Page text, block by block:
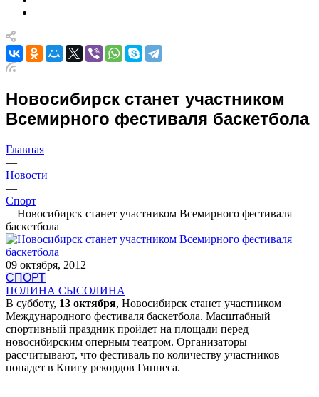
Новосибирск станет участником
Всемирного фестиваля баскетбола
Главная
—
Новости
—
Спорт
—Новосибирск станет участником Всемирного фестиваля
баскетбола
09 октября, 2012
СПОРТ
ПОЛИНА СЫСОЛИНА
В субботу, 13 октября, Новосибирск станет участником
Международного фестиваля баскетбола. Масштабный
спортивный праздник пройдет на площади перед
новосибирским оперным театром. Организаторы
рассчитывают, что фестиваль по количеству участников
попадет в Книгу рекордов Гиннеса.